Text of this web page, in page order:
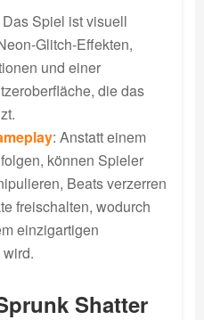
Das Spiel ist visuell
Glitch-Effekten,
und einer
die das
: Anstatt einem
können Spieler
Beats verzerren
freischalten, wodurch
einzigartigen
Shatter